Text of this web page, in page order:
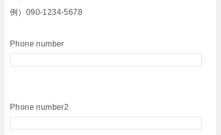
例）090-1234-5678
Phone number
Phone number2